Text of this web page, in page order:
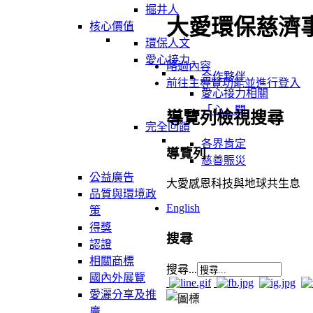
掘井人
核心價值
環保人文
愛心接力
合作夥伴
愛心接力相關
「心」聞
完全回饋
各界肯定
慈善賑災
公益廣告
品質與環境政
策
得獎
認證
相關商標
國內外展覽
愛灑分享及推
大愛環保慈濟
略過內容
前往主導覽功能並進行登入
導覽列檢視搜尋
導覽列
大愛感恩科技與地球共生息
English
搜尋
搜尋...